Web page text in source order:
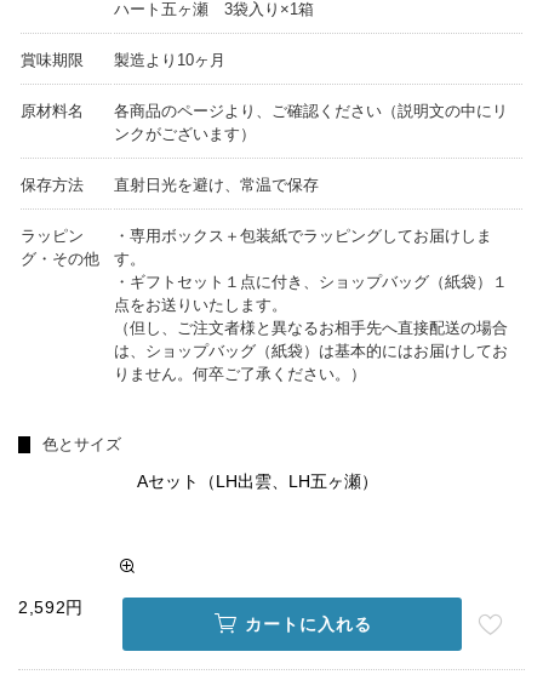
ハート五ヶ瀬 3袋入り×1箱
賞味期限 製造より10ヶ月
原材料名
各商品のページより、ご確認ください（説明文の中にリ
ンクがございます）
保存方法 直射日光を避け、常温で保存
ラッピン
グ・その他
・専用ボックス＋包装紙でラッピングしてお届けしま
す。
・ギフトセット１点に付き、ショップバッグ（紙袋）１
点をお送りいたします。
（但し、ご注文者様と異なるお相手先へ直接配送の場合
は、ショップバッグ（紙袋）は基本的にはお届けしてお
りません。何卒ご了承ください。）
色とサイズ
Aセット（LH出雲、LH五ヶ瀬）
2,592円
カートに入れる